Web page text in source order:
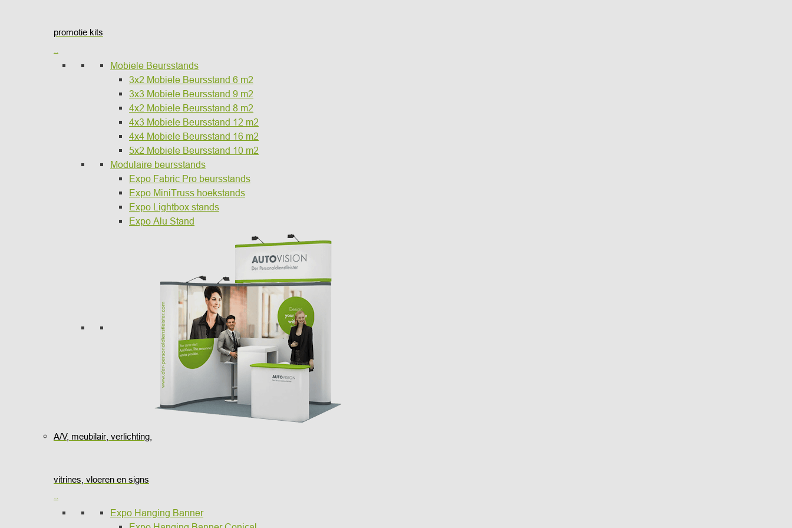
promotie kits
Mobiele Beursstands
3x2 Mobiele Beursstand 6 m2
3x3 Mobiele Beursstand 9 m2
4x2 Mobiele Beursstand 8 m2
4x3 Mobiele Beursstand 12 m2
4x4 Mobiele Beursstand 16 m2
5x2 Mobiele Beursstand 10 m2
Modulaire beursstands
Expo Fabric Pro beursstands
Expo MiniTruss hoekstands
Expo Lightbox stands
Expo Alu Stand
A/V, meubilair, verlichting,
vitrines, vloeren en signs
Expo Hanging Banner